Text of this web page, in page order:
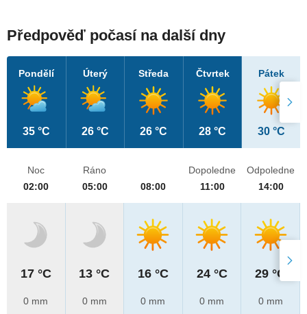
Předpověď počasí na další dny
Pondělí
35 °C
Úterý
26 °C
Středa
26 °C
Čtvrtek
28 °C
Pátek
30 °C
Noc
02:00
17 °C
0 mm
Ráno
05:00
13 °C
0 mm
08:00
16 °C
0 mm
Dopoledne
11:00
24 °C
0 mm
Odpoledne
14:00
29 °C
0 mm